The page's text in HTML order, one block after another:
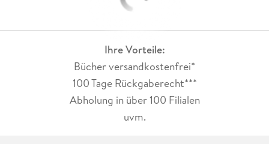
Ihre Vorteile:
Bücher versandkostenfrei*
100 Tage Rückgaberecht***
Abholung in über 100 Filialen
uvm.